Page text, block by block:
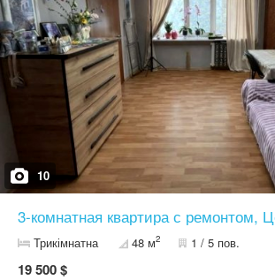
10
3-комнатная квартира с ремонтом,
Трикімнатна 48 м2 1 / 5 пов.
19 500 $